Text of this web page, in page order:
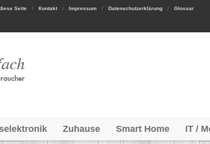
Seite Kontakt Impressum Datenschutzerklärung Glossar
Zuhause Smart Home IT /